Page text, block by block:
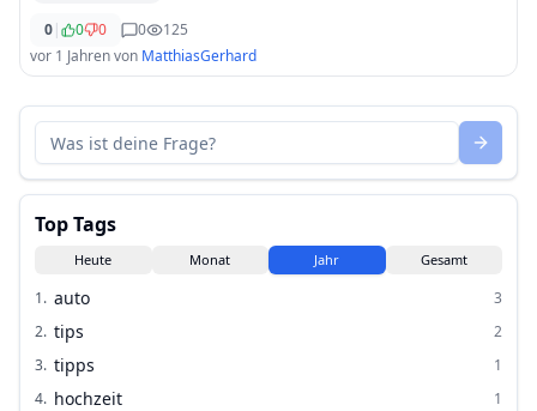
0| 0 0 0
125
vor 1 Jahrenvon MatthiasGerhard
Top Tags
Heute Monat Jahr Gesamt
1. auto
3
2. tips
2
3. tipps
1
4. hochzeit
1